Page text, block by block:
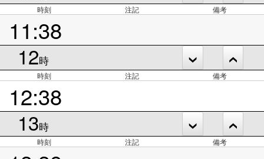
時刻 注記 備考
11:38
12時
時刻 注記 備考
12:38
13時
時刻 注記 備考